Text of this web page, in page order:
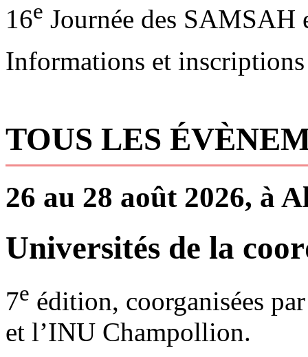
16e Journée des SAMSAH
Informations et
TOUS LES
26 au 28 août 2026, à
Universités de la
7e édition, coorganisées
et l’INU Champollion.